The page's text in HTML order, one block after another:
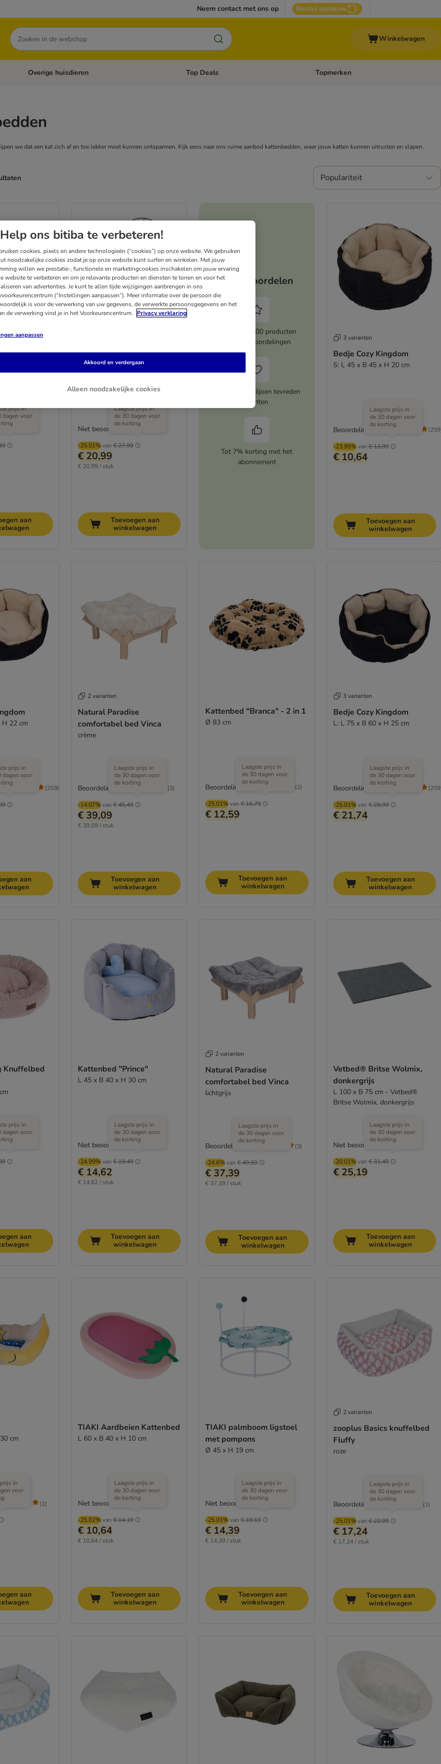
Neem contact met ons op Bestel opnieuw
Zoeken
Winkelwagen
Open categoriemenu: Katten
Overige huisdieren Open categoriemenu: Overige huisdieren
Top Deals Open categoriemenu: Top Deals
Topmerken
we dat een kat zich af en toe lekker moet kunnen ontspannen. Kijk eens naar ons ruime aanbod kattenbedden, waar jouw katten kunnen uitrusten en slapen.
Populariteit
prijs in
dagen voor
aan
TIAKI Ligstoel Zand
L 63 x B 46 x H 47 cm
-25.01% van € 27,99
Laagste prijs in
de 30 dagen voor
de korting
€ 20,99
€ 20,99 / stuk
Niet beoordeeld
Toevoegen aan
winkelwagen
Jouw voordelen
Meer dan 8000 producten
met topbeoordelingen
Meer dan 1 miljoen tevreden
klanten
Tot 7% korting met het
abonnement
3 varianten
Bedje Cozy Kingdom
S: L 45 x B 45 x H 20 cm
-23.95% van € 13,99
Laagste prijs in
de 30 dagen voor
de korting
€ 10,64
Beoordeling: 4.6/5 (259
Toevoegen aan
winkelwagen
22 cm
prijs in
dagen voor
(259)
aan
2 varianten
Natural Paradise
comfortabel bed Vinca
crème
-14.07% van € 45,49
Laagste prijs in
de 30 dagen voor
de korting
€ 39,09
€ 39,09 / stuk
Beoordeling: 5/5 (3)
Toevoegen aan
winkelwagen
Kattenbed "Branca" - 2 in 1
Ø 83 cm
-25.01%van € 16,79
Laagste prijs in
de 30 dagen voor
de korting
€ 12,59
Beoordeling: 5/5 (2)
Toevoegen aan
winkelwagen
3 varianten
Bedje Cozy Kingdom
L: L 75 x B 60 x H 25 cm
-25.01% van € 28,99
Laagste prijs in
de 30 dagen voor
de korting
€ 21,74
Beoordeling: 4.6/5 (259
Toevoegen aan
winkelwagen
Knuffelbed
prijs in
dagen voor
aan
Kattenbed "Prince"
L 45 x B 40 x H 30 cm
-24.99% van € 19,49
Laagste prijs in
de 30 dagen voor
de korting
€ 14,62
€ 14,62 / stuk
Niet beoordeeld
Toevoegen aan
winkelwagen
2 varianten
Natural Paradise
comfortabel bed Vinca
lichtgrijs
-24.6%van € 49,59
Laagste prijs in
de 30 dagen voor
de korting
€ 37,39
€ 37,39 / stuk
Beoordeling: 5/5 (3)
Toevoegen aan
winkelwagen
Vetbed® Britse Wolmix,
donkergrijs
L 100 x B 75 cm - Vetbed®
Britse Wolmix, donkergrijs
-20.01% van € 31,49
Laagste prijs in
de 30 dagen voor
de korting
€ 25,19
Niet beoordeeld
Toevoegen aan
winkelwagen
cm
in
voor
(1)
aan
TIAKI Aardbeien Kattenbed
L 60 x B 40 x H 10 cm
-25.02% van € 14,19
Laagste prijs in
de 30 dagen voor
de korting
€ 10,64
€ 10,64 / stuk
Niet beoordeeld
Toevoegen aan
winkelwagen
TIAKI palmboom ligstoel
met pompons
Ø 45 x H 19 cm
-25.01%van € 19,19
Laagste prijs in
de 30 dagen voor
de korting
€ 14,39
€ 14,39 / stuk
Niet beoordeeld
Toevoegen aan
winkelwagen
2 varianten
zooplus Basics knuffelbed
Fluffy
roze
-25.01% van € 22,99
Laagste prijs in
de 30 dagen voor
de korting
€ 17,24
€ 17,24 / stuk
Beoordeling: 5/5 (1)
Toevoegen aan
winkelwagen
Help ons bitiba te verbeteren!
cookies, pixels en andere technologieën (“cookies”) op onze website. We gebruiken
noodzakelijke cookies zodat je op onze website kunt surfen en winkelen. Met jouw
willen we prestatie-, functionele en marketingcookies inschakelen om jouw ervaring
website te verbeteren en om je relevante producten en diensten te tonen en voor het
van advertenties. Je kunt te allen tijde wijzigingen aanbrengen in ons
(“Instellingen aanpassen”). Meer informatie over de persoon die
is voor de verwerking van uw gegevens, de verwerkte persoonsgegevens en het
de verwerking vind je in het Voorkeurencentrum.
Privacy verklaring
aanpassen
Alleen noodzakelijke cookies
Akkoord en verdergaan